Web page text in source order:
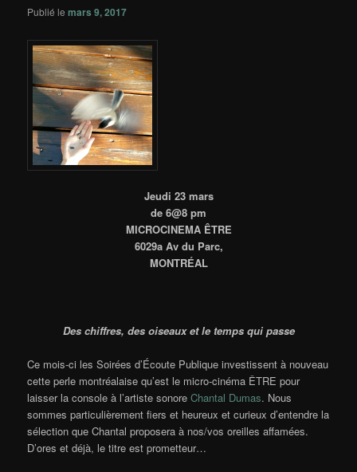
Publié lemars 9, 2017
Jeudi 23 mars
de 6@8 pm
MICROCINEMA ÊTRE
6029a Av du Parc,
MONTRÉAL
Des chiffres, des oiseaux et le temps qui passe
Ce mois-ci les Soirées d’Écoute Publique investissent à nouveau
cette perle montréalaise qu’est le micro-cinéma ÊTRE pour
laisser la console à l’artiste sonoreChantal Dumas. Nous
sommes particulièrement fiers et heureux et curieux d’entendre la
sélection que Chantal proposera à nos/vos oreilles affamées.
D’ores et déjà, le titre est prometteur…